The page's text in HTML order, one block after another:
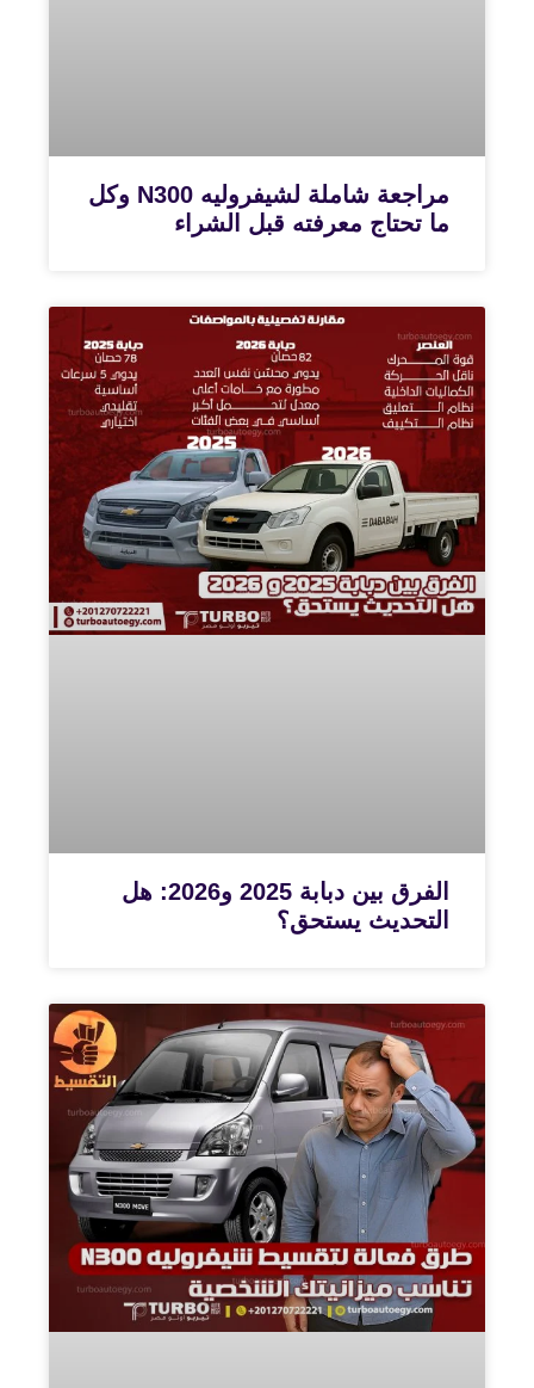
مراجعة شاملة لشيفروليه N300 وكل
ما تحتاج معرفته قبل الشراء
الفرق بين دبابة 2025 و2026: هل
التحديث يستحق؟